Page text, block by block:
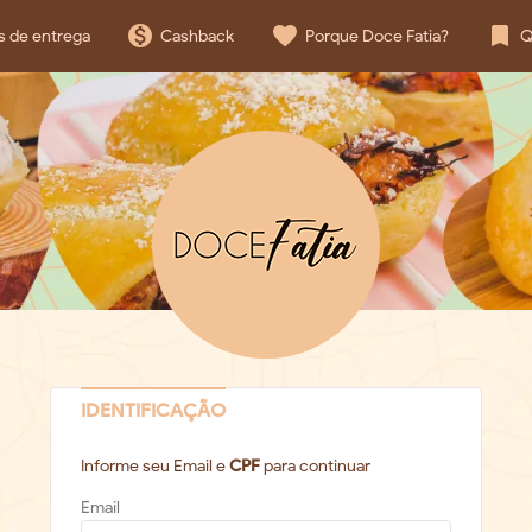
de entrega monetization_on Cashback favorite Porque Doce Fatia? bookmark
IDENTIFICAÇÃO
Informe seu Email eCPFpara continuar
Email